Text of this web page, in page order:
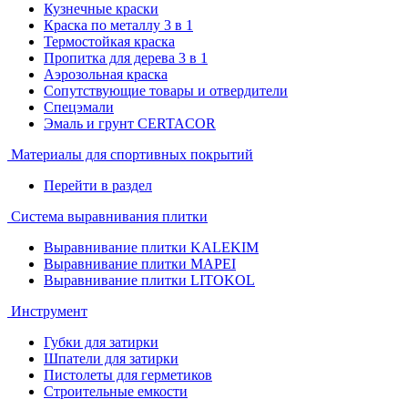
Кузнечные краски
Краска по металлу 3 в 1
Термостойкая краска
Пропитка для дерева 3 в 1
Аэрозольная краска
Сопутствующие товары и отвердители
Спецэмали
Эмаль и грунт CERTACOR
Материалы для спортивных покрытий
Перейти в раздел
Система выравнивания плитки
Выравнивание плитки KALEKIM
Выравнивание плитки MAPEI
Выравнивание плитки LITOKOL
Инструмент
Губки для затирки
Шпатели для затирки
Пистолеты для герметиков
Строительные емкости